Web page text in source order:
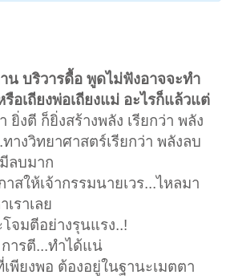
น บริวารดื้อ พูดไม่ฟังอาจจะทำ
อเถียงพ่อเถียงแม่ อะไรก็แล้วแต่
ยิ่งตี ก็ยิ่งสร้างพลัง เรียกว่า พลัง
างวิทยาศาสตร์เรียกว่า พลังลบ
ลบมาก
สให้เจ้ากรรมนายเวร...ไหลมา
เราเลย
จมตีอย่างรุนแรง..!
ารตี...ทำได้แน่
พียงพอ ต้องอยู่ในฐานะเมตตา